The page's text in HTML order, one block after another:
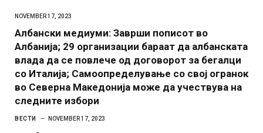
NOVEMBER 17, 2023
Албански медиуми: Заврши пописот во
Албанија; 29 организации бараат да албанската
влада да се повлече од договорот за бегалци
со Италија; Самоопределување со свој огранок
во Северна Македонија може да учествува на
следните избори
ВЕСТИ NOVEMBER 17, 2023